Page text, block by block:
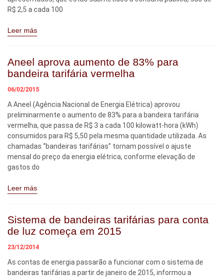
R$ 2,5 a cada 100
Leer más
Aneel aprova aumento de 83% para
bandeira tarifária vermelha
06/02/2015
A Aneel (Agência Nacional de Energia Elétrica) aprovou
preliminarmente o aumento de 83% para a bandeira tarifária
vermelha, que passa de R$ 3 a cada 100 kilowatt-hora (kWh)
consumidos para R$ 5,50 pela mesma quantidade utilizada. As
chamadas “bandeiras tarifárias” tornam possível o ajuste
mensal do preço da energia elétrica, conforme elevação de
gastos do
Leer más
Sistema de bandeiras tarifárias para conta
de luz começa em 2015
23/12/2014
As contas de energia passarão a funcionar com o sistema de
bandeiras tarifárias a partir de janeiro de 2015, informou a